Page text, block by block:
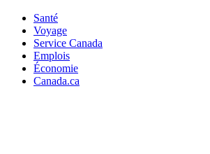
Santé
Voyage
Service Canada
Emplois
Économie
Canada.ca